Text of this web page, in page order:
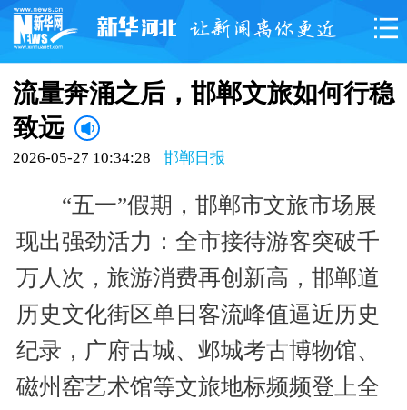
流量奔涌之后，邯郸文旅如何行稳
致远
2026-05-27 10:34:28 邯郸日报
“五一”假期，邯郸市文旅市场展
现出强劲活力：全市接待游客突破千
万人次，旅游消费再创新高，邯郸道
历史文化街区单日客流峰值逼近历史
纪录，广府古城、邺城考古博物馆、
磁州窑艺术馆等文旅地标频频登上全